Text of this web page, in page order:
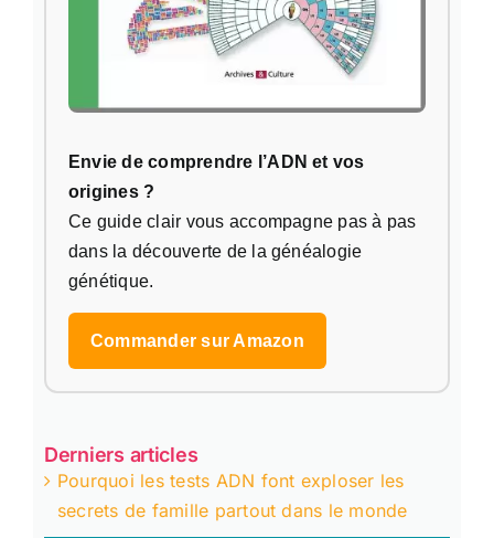
Envie de comprendre l’ADN et vos
origines ?
Ce guide clair vous accompagne pas à pas
dans la découverte de la généalogie
génétique.
Commander sur Amazon
Derniers articles
Pourquoi les tests ADN font exploser les
secrets de famille partout dans le monde